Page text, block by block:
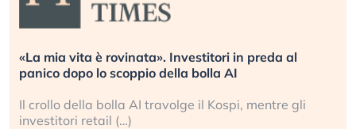
«La mia vita è rovinata». Investitori in preda al
panico dopo lo scoppio della bolla AI
Il crollo della bolla AI travolge il Kospi, mentre gli
investitori retail (…)